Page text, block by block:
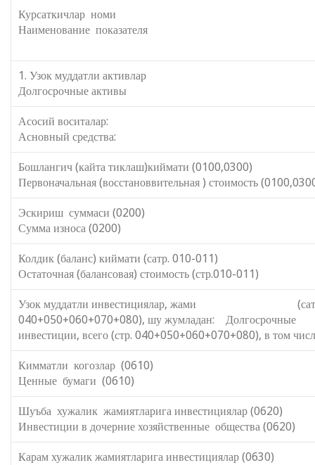
Курсаткичлар номи
Наименование показателя
1. Узок муддатли активлар
Долгосрочные активы
Асосий
Асновный средства:
Бошлангич (кайта тиклаш)киймати (0100,0300)
Первоначальная (восстановвительная ) стоимость
Эскириш суммаси
Сумма износа (0200)
Колдик (баланс) киймати (сатр. 010-011)
Остаточная (балансовая) стоимость (стр.010-011)
Узок муддатли инвестициялар, жами
040+050+060+070+080), шу жумладан: Долгосрочные
инвестиции, всего (стр. 040+050+060+070+080), в том
Кимматли когозлар (0610)
Ценные бумаги (0610)
Шуъба хужалик жамиятларига инвестициялар (0620)
Инвестиции в дочерние хозяйственные общества (0620)
Карам хужалик жамиятларига инвестициялар (0630)